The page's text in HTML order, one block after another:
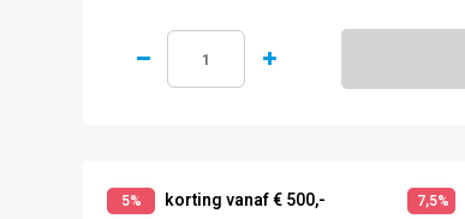
5% korting vanaf € 500,- 7,5%